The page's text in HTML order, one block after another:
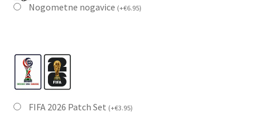
Nogometne nogavice (+€6.95)
FIFA 2026 Patch Set (+€3.95)